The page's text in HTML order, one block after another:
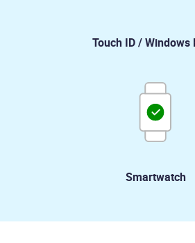
Touch ID / Windows
Smartwatch